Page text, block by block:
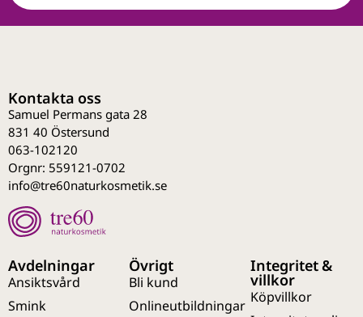
Kontakta oss
Samuel Permans gata 28
831 40 Östersund
063-102120
Orgnr: 559121-0702
info@tre60naturkosmetik.se
Avdelningar
Ansiktsvård
Smink
Övrigt
Bli kund
Onlineutbildningar
Integritet &
villkor
Köpvillkor